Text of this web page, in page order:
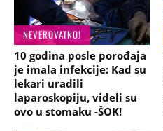
NEVEROVATNO!
10 godina posle porođaja
je imala infekcije: Kad su
lekari uradili
laparoskopiju, videli su
ovo u stomaku -ŠOK!